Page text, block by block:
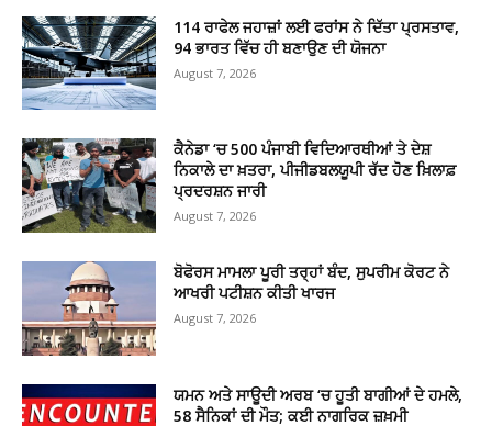
114 ਰਾਫੇਲ ਜਹਾਜ਼ਾਂ ਲਈ ਫਰਾਂਸ ਨੇ ਦਿੱਤਾ ਪ੍ਰਸਤਾਵ,
94 ਭਾਰਤ ਵਿੱਚ ਹੀ ਬਣਾਉਣ ਦੀ ਯੋਜਨਾ
August 7, 2026
ਕੈਨੇਡਾ ‘ਚ 500 ਪੰਜਾਬੀ ਵਿਦਿਆਰਥੀਆਂ ਤੇ ਦੇਸ਼
ਨਿਕਾਲੇ ਦਾ ਖ਼ਤਰਾ, ਪੀਜੀਡਬਲਯੂਪੀ ਰੱਦ ਹੋਣ ਖ਼ਿਲਾਫ਼
ਪ੍ਰਦਰਸ਼ਨ ਜਾਰੀ
August 7, 2026
ਬੋਫੋਰਸ ਮਾਮਲਾ ਪੂਰੀ ਤਰ੍ਹਾਂ ਬੰਦ, ਸੁਪਰੀਮ ਕੋਰਟ ਨੇ
ਆਖਰੀ ਪਟੀਸ਼ਨ ਕੀਤੀ ਖਾਰਜ
August 7, 2026
ਯਮਨ ਅਤੇ ਸਾਊਦੀ ਅਰਬ ‘ਚ ਹੂਤੀ ਬਾਗੀਆਂ ਦੇ ਹਮਲੇ,
58 ਸੈਨਿਕਾਂ ਦੀ ਮੌਤ; ਕਈ ਨਾਗਰਿਕ ਜ਼ਖ਼ਮੀ